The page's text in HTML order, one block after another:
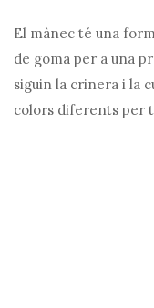
El mànec té una
de goma per a una
siguin la crinera i la
colors diferents per